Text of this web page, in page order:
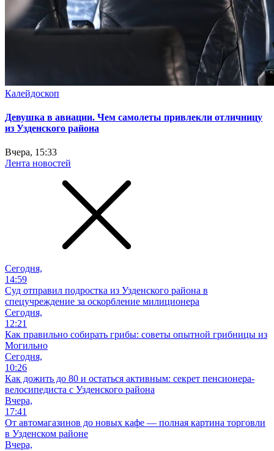
Калейдоскоп
Девушка в авиации. Чем самолеты привлекли отличницу
из Узденского района
Вчера, 15:33
Лента новостей
Сегодня,
14:59
Суд отправил подростка из Узденского района в
спецучреждение за оскорбление милиционера
Сегодня,
12:21
Как правильно собирать грибы: советы опытной грибницы из
Могильно
Сегодня,
10:26
Как дожить до 80 и остаться активным: секрет пенсионера-
велосипедиста с Узденского района
Вчера,
17:41
От автомагазинов до новых кафе — полная картина торговли
в Узденском районе
Вчера,